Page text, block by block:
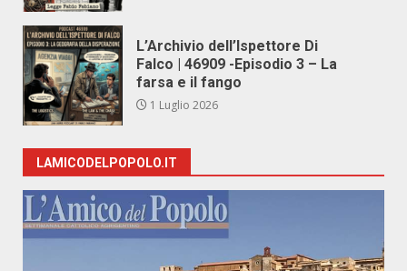
L’Archivio dell’Ispettore Di
Falco | 46909 -Episodio 3 – La
farsa e il fango
1 Luglio 2026
LAMICODELPOPOLO.IT